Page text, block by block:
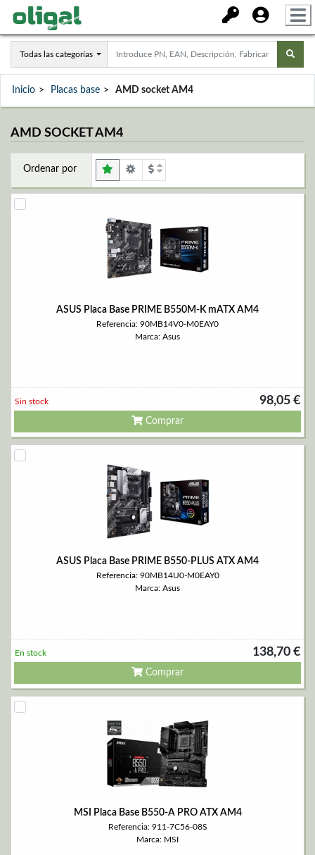
Todas las categorías
Inicio Placas base AMD socket AM4
AMD SOCKET AM4
Ordenar por
ASUS Placa Base PRIME B550M-K mATX AM4
Referencia: 90MB14V0-M0EAY0
Marca: Asus
98,05 €
Sin stock
Comprar
ASUS Placa Base PRIME B550-PLUS ATX AM4
Referencia: 90MB14U0-M0EAY0
Marca: Asus
138,70 €
En stock
Comprar
MSI Placa Base B550-A PRO ATX AM4
Referencia: 911-7C56-08S
Marca: MSI